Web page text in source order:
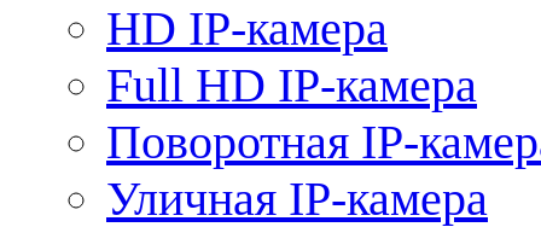
HD IP-камера
Full HD IP-камера
Поворотная IP-
Уличная IP-камера